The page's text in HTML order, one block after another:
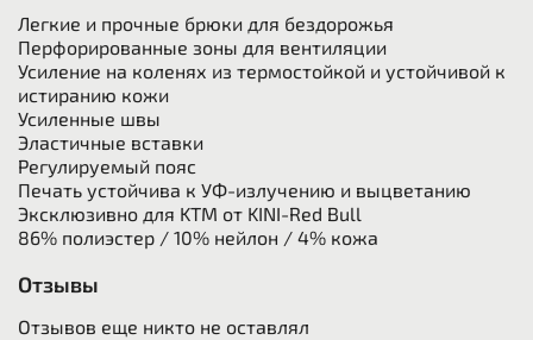
Легкие и прочные брюки для бездорожья
Перфорированные зоны для вентиляции
Усиление на коленях из термостойкой и устойчивой к
истиранию кожи
Усиленные швы
Эластичные вставки
Регулируемый пояс
Печать устойчива к УФ-излучению и выцветанию
Эксклюзивно для KTM от KINI-Red Bull
86% полиэстер / 10% нейлон / 4% кожа
Отзывы
Отзывов еще никто не оставлял